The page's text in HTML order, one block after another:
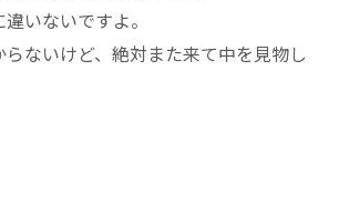
いないですよ。
ないけど、絶対また来て中を見物し